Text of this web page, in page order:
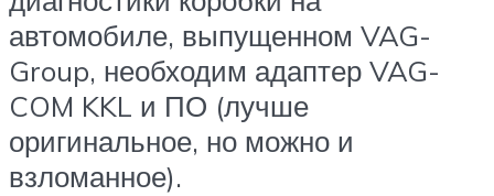
автомобиле, выпущенном VAG-
Group, необходим адаптер VAG-
COM KKL и ПО (лучше
оригинальное, но можно и
взломанное).